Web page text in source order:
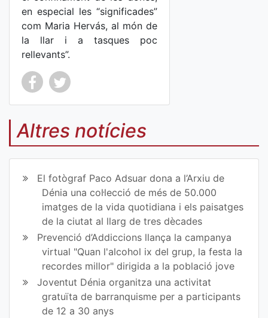
en especial les “significades”
com Maria Hervás, al món de
la llar i a tasques poc
rellevants”.
Co
mp
art
ir
en
Fa
ce
bo
ok
Co
mp
art
ir
en
Tw
itt
er
Altres notícies
El fotògraf Paco Adsuar dona a l’Arxiu de
Dénia una col·lecció de més de 50.000
imatges de la vida quotidiana i els paisatges
de la ciutat al llarg de tres dècades
Prevenció d’Addiccions llança la campanya
virtual "Quan l'alcohol ix del grup, la festa la
recordes millor" dirigida a la població jove
Joventut Dénia organitza una activitat
gratuïta de barranquisme per a participants
de 12 a 30 anys